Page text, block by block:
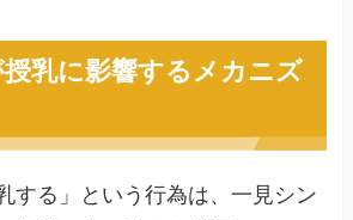
乳に影響するメカニズ
する」という行為は、一見シン